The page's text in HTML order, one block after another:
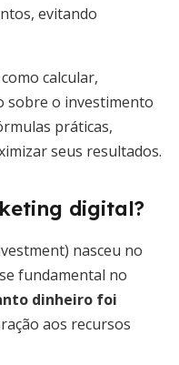
evitando
calcular,
o investimento
práticas,
seus resultados.
digital?
nasceu no
fundamental no
dinheiro foi
aos recursos